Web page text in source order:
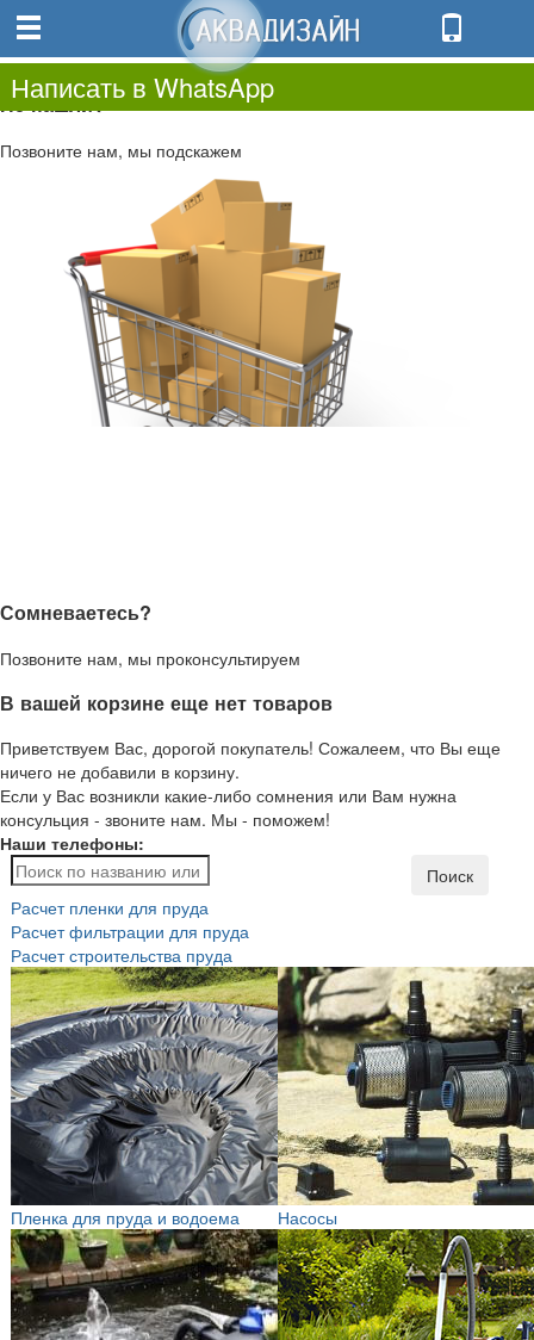
0.00
0
Не нашли?
Позвоните нам, мы подскажем
Сомневаетесь?
Позвоните нам, мы проконсультируем
В вашей корзине еще нет товаров
Приветствуем Вас, дорогой покупатель! Сожалеем, что Вы еще
ничего не добавили в корзину.
Если у Вас возникли какие-либо сомнения или Вам нужна
консульция - звоните нам. Мы - поможем!
Наши телефоны:
Написать в WhatsApp
Поиск
Расчет пленки для пруда
Расчет фильтрации для пруда
Расчет строительства пруда
Пленка для пруда и водоема Насосы